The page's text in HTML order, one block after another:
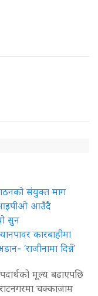
संयुक्त माग
आइपीओ आउँदै
सुन
कारबाहीमा
‘राजीनामा दिन्नँ’
मूल्य बढाएपछि
चक्काजाम